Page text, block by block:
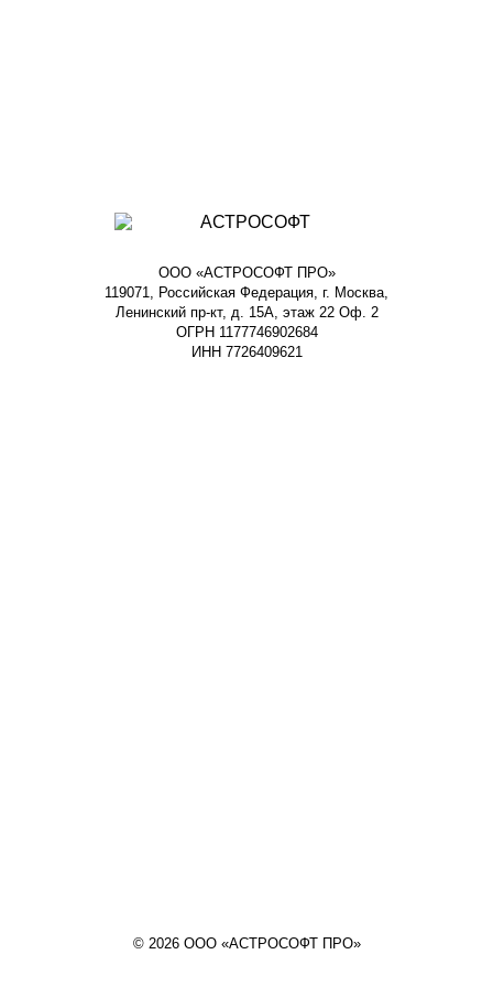
ООО «АСТРОСОФТ ПРО»
119071, Российская Федерация, г. Москва,
Ленинский пр-кт, д. 15А, этаж 22 Оф. 2
ОГРН 1177746902684
ИНН 7726409621
© 2026 ООО «АСТРОСОФТ ПРО»